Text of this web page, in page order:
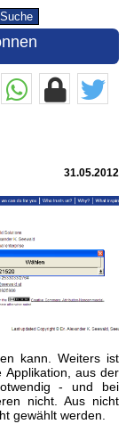
31.05.2012
kann. Weiters ist
Applikation, aus der
- und bei
nicht. Aus nicht
gewählt werden.